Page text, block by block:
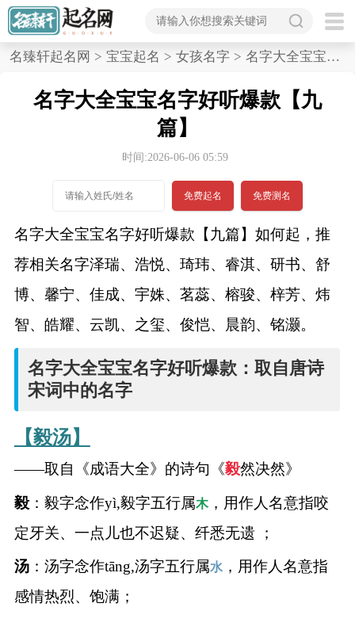
首
名
女孩名字
打
男孩名字打分
女孩名字打分
名臻轩起名网 > 宝宝起名 > 女孩名字 > 名字大全宝宝名字好听爆款,九篇
名字大全宝宝名字好听爆款【九
篇】
时间:2026-06-06 05:59
免费起名 免费测名
名字大全宝宝名字好听爆款【九篇】如何起，推
荐相关名字泽瑞、浩悦、琦玮、睿淇、研书、舒
博、馨宁、佳成、宇姝、茗蕊、榕骏、梓芳、炜
智、皓耀、云凯、之玺、俊恺、晨韵、铭灏。
名字大全宝宝名字好听爆款：取自唐诗
宋词中的名字
【毅汤】
——取自《成语大全》的诗句《毅然决然》
毅：毅字念作yì,毅字五行属木，用作人名意指咬
定牙关、一点儿也不迟疑、纤悉无遗 ；
汤：汤字念作tāng,汤字五行属水，用作人名意指
感情热烈、饱满；